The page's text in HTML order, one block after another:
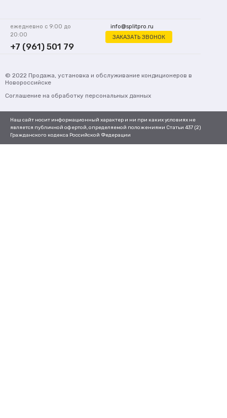
info@splitpro.ru
ЗАКАЗАТЬ ЗВОНОК
ежедневно с 9:00 до
20:00
+7 (961) 501 79
© 2022 Продажа, установка и обслуживание кондиционеров в
Новороссийске
Соглашение на обработку персональных данных
Наш сайт носит информационный характер и ни при каких условиях не
является публичной офертой, определяемой положениями Статьи 437 (2)
Гражданского кодекса Российской Федерации